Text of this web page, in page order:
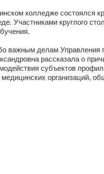
колледже состоялся
Участниками круглого
важным делам Управления
рассказала о
субъектов
организаций,